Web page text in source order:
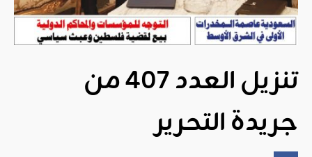
تنزيل العدد 407 من
جريدة التحرير